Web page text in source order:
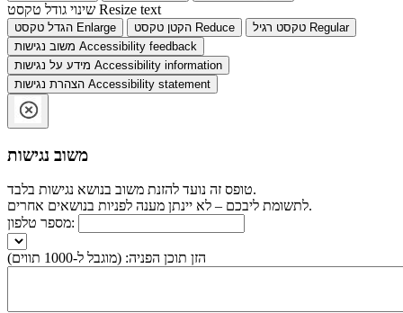
Resize text
Enlarge Reduce
Regular
Accessibility feedback
Accessibility information
Accessibility statement
משוב נגישות
טופס זה נועד להזנת משוב בנושא נגישות בלבד.
לתשומת ליבכם – לא יינתן מענה לפניות בנושאים אחרים.
מספר טלפון:
הזן תוכן הפניה: (מוגבל ל-1000 תווים)